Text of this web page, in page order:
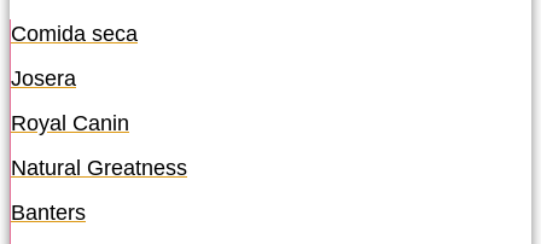
Comida seca
Josera
Royal Canin
Natural Greatness
Banters